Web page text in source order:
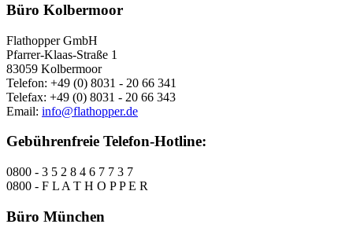
Büro Kolbermoor
Flathopper GmbH
Pfarrer-Klaas-Straße 1
83059 Kolbermoor
Telefon: +49 (0) 8031 - 20 66 341
Telefax: +49 (0) 8031 - 20 66 343
Email: info@flathopper.de
Gebührenfreie Telefon-Hotline:
0800 - 3 5 2 8 4 6 7 7 3 7
0800 - F L A T H O P P E R
Büro München